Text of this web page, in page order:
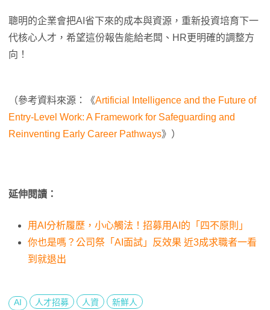
聰明的企業會把AI省下來的成本與資源，重新投資培育下一
代核心人才，希望這份報告能給老闆、HR更明確的調整方
向！
（參考資料來源：《Artificial Intelligence and the Future of
Entry-Level Work: A Framework for Safeguarding and
Reinventing Early Career Pathways》）
延伸閱讀：
用AI分析履歷，小心觸法！招募用AI的「四不原則」
你也是嗎？公司祭「AI面試」反效果 近3成求職者一看
到就退出
AI 人才招募 人資 新鮮人